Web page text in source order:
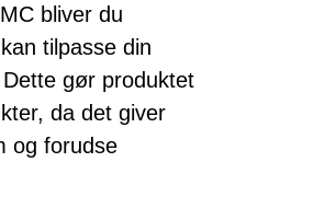
bliver du
tilpasse din
gør produktet
da det giver
og forudse